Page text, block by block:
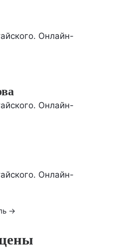
Онлайн-
Онлайн-
Онлайн-
→